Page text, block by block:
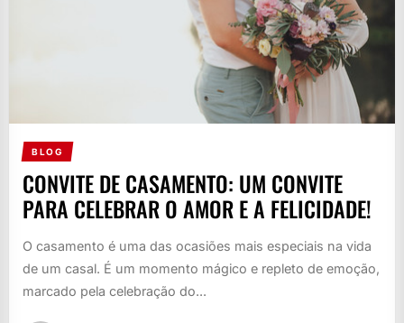
BLOG
CONVITE DE CASAMENTO: UM CONVITE
PARA CELEBRAR O AMOR E A FELICIDADE!
O casamento é uma das ocasiões mais especiais na vida
de um casal. É um momento mágico e repleto de emoção,
marcado pela celebração do...